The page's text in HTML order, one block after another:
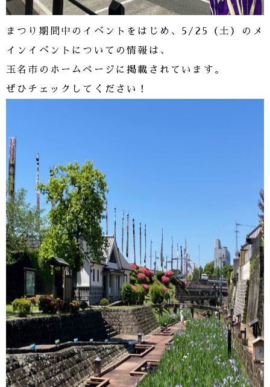
まつり期間中のイベントをはじめ、5/25（土）のメ
インイベントについての情報は、
玉名市のホームページに掲載されています。
ぜひチェックしてください！